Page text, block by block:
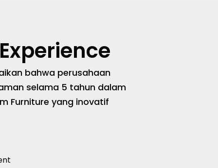
bahwa perusahaan
selama 5 tahun dalam
Furniture yang inovatif